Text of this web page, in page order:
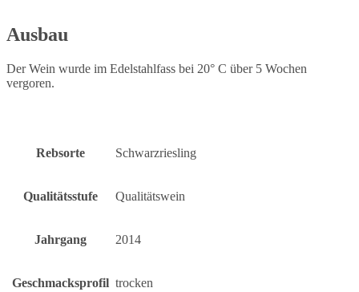
Ausbau
Der Wein wurde im Edelstahlfass bei 20° C über 5 Wochen
vergoren.
Rebsorte Schwarzriesling
Qualitätsstufe Qualitätswein
Jahrgang 2014
Geschmacksprofil trocken